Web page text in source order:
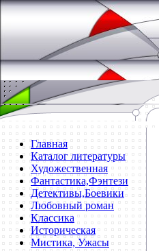
Главная
Каталог литературы
Художественная
Фантастика,Фэнтези
Детективы,Боевики
Любовный роман
Классика
Историческая
Мистика, Ужасы